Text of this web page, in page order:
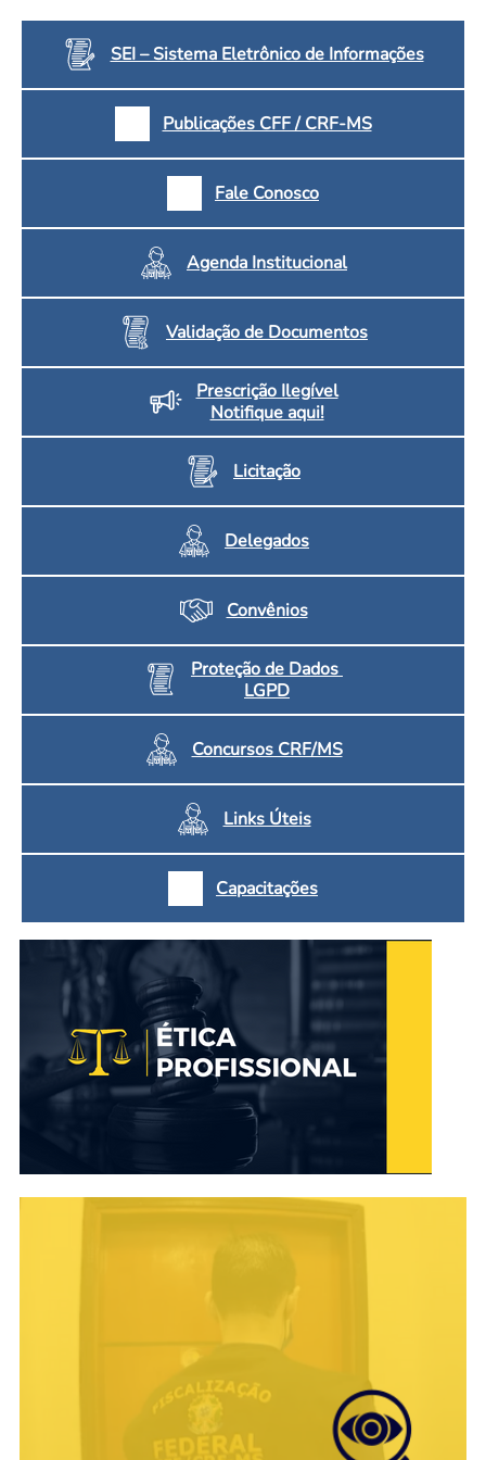
Consulta de Farmacêuticos e Estabelecimentos Inscritos no CRF/MS
Calendário Eleitoral
Candidatos
Dúvidas Frequentes
Eleições Anteriores
SEI – Sistema Eletrônico de Informações
Publicações CFF / CRF-MS
Fale Conosco
Agenda Institucional
Validação de Documentos
Prescrição Ilegível
Notifique aqui!
Licitação
Delegados
Convênios
Proteção de Dados
LGPD
Concursos CRF/MS
Links Úteis
Capacitações